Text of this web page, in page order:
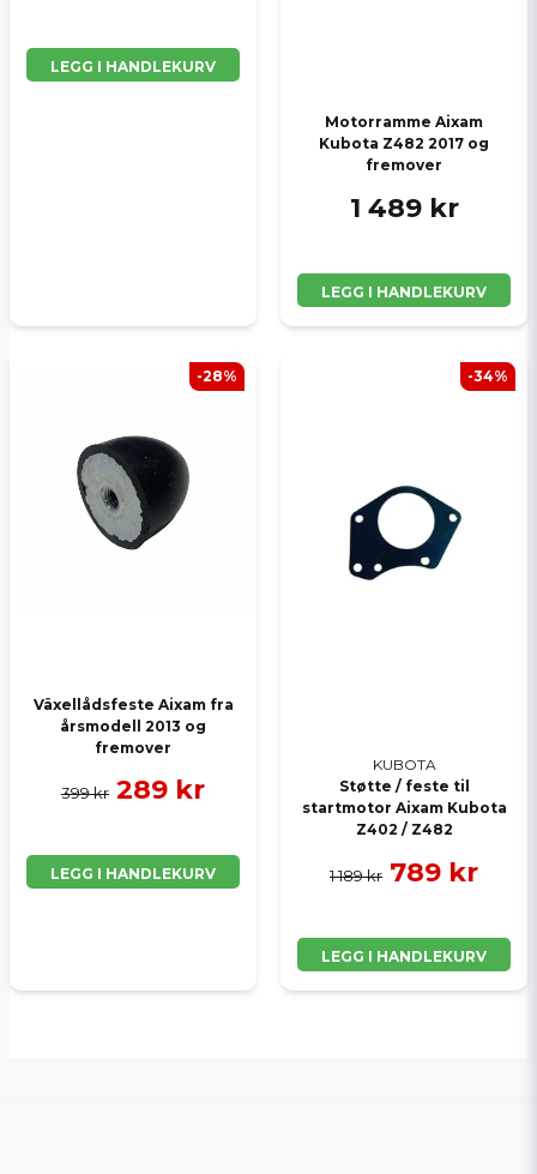
LEGG I HANDLEKURV
Motorramme Aixam
Kubota Z482 2017 og
fremover
1 489 kr
LEGG I HANDLEKURV
Växellådsfeste Aixam fra
årsmodell 2013 og
fremover
399 kr 289 kr
LEGG I HANDLEKURV
-28%
KUBOTA
Støtte / feste til
startmotor Aixam Kubota
Z402 / Z482
1 189 kr 789 kr
LEGG I HANDLEKURV
-34%